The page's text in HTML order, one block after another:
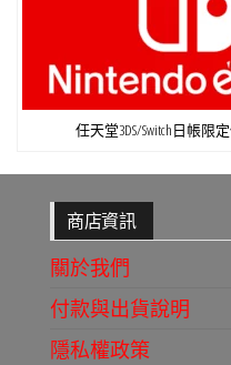
任天堂3DS/Switch日帳限
商店資訊
關於我們
付款與出貨說明
隱私權政策